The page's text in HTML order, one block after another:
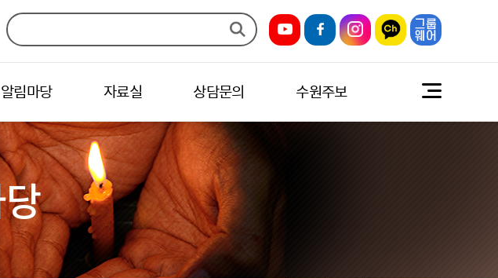
알림마당 자료실 상담문의 수원주보